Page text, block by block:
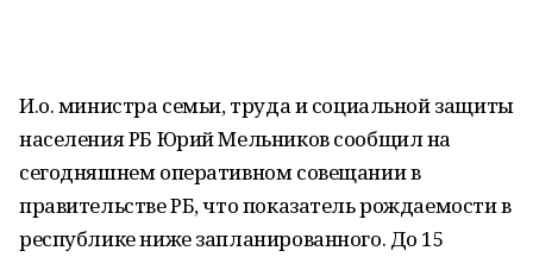
И.о. министра семьи, труда и социальной защиты
населения РБ Юрий Мельников сообщил на
сегодняшнем оперативном совещании в
правительстве РБ, что показатель рождаемости в
республике ниже запланированного. До 15